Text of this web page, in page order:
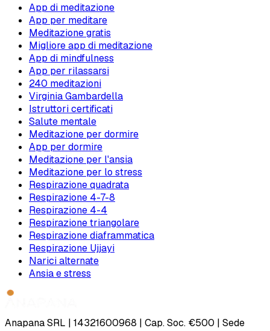
App di meditazione
App per meditare
Meditazione gratis
Migliore app di meditazione
App di mindfulness
App per rilassarsi
240 meditazioni
Virginia Gambardella
Istruttori certificati
Salute mentale
Meditazione per dormire
App per dormire
Meditazione per l'ansia
Meditazione per lo stress
Respirazione quadrata
Respirazione 4-7-8
Respirazione 4-4
Respirazione triangolare
Respirazione diaframmatica
Respirazione Ujjayi
Narici alternate
Ansia e stress
Anapana SRL | 14321600968 | Cap. Soc. €500 | Sede